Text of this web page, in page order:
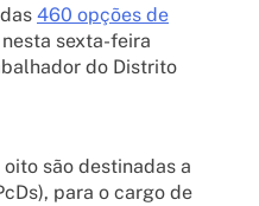
460 opções de
sexta-feira
do Distrito
são destinadas a
para o cargo de